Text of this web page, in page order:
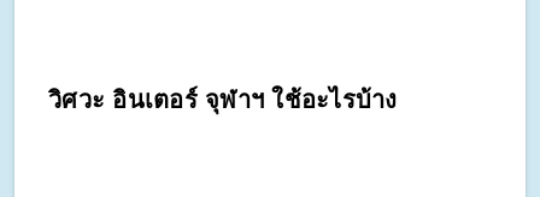
วิศวะ อินเตอร์ จุฬาฯ ใช้อะไรบ้าง